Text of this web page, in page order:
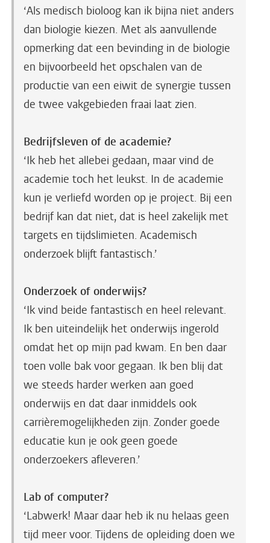
‘Als medisch bioloog kan ik bijna niet anders
dan biologie kiezen. Met als aanvullende
opmerking dat een bevinding in de biologie
en bijvoorbeeld het opschalen van de
productie van een eiwit de synergie tussen
de twee vakgebieden fraai laat zien.
Bedrijfsleven of de academie?
‘Ik heb het allebei gedaan, maar vind de
academie toch het leukst. In de academie
kun je verliefd worden op je project. Bij een
bedrijf kan dat niet, dat is heel zakelijk met
targets en tijdslimieten. Academisch
onderzoek blijft fantastisch.’
Onderzoek of onderwijs?
‘Ik vind beide fantastisch en heel relevant.
Ik ben uiteindelijk het onderwijs ingerold
omdat het op mijn pad kwam. En ben daar
toen volle bak voor gegaan. Ik ben blij dat
we steeds harder werken aan goed
onderwijs en dat daar inmiddels ook
carrièremogelijkheden zijn. Zonder goede
educatie kun je ook geen goede
onderzoekers afleveren.’
Lab of computer?
‘Labwerk! Maar daar heb ik nu helaas geen
tijd meer voor. Tijdens de opleiding doen we